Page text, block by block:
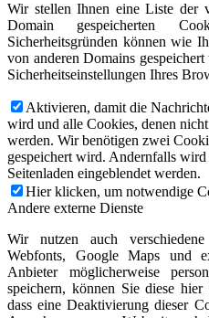
Wir stellen Ihnen eine Liste der
Domain gespeicherten
Sicherheitsgründen können wie
von anderen Domains
Sicherheitseinstellungen Ihres
Aktivieren, damit die
wird und alle Cookies, denen
werden. Wir benötigen zwei
gespeichert wird. Andernfalls
Seitenladen eingeblendet werden.
Hier klicken, um notwendige
Andere externe Dienste
Wir nutzen auch
Webfonts, Google Maps und
Anbieter möglicherweise
speichern, können Sie diese
dass eine Deaktivierung dieser